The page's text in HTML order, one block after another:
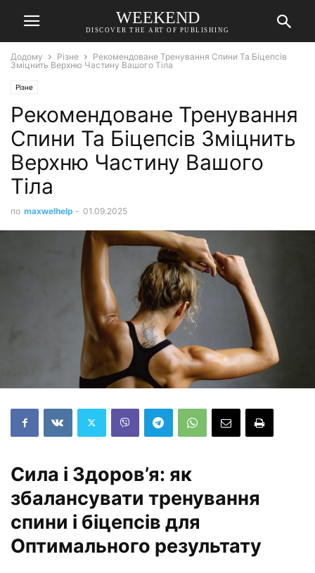
WEEKEND
DISCOVER THE ART OF PUBLISHING
Додому Різне
Рекомендоване Тренування Спини Та Біцепсів
Зміцнить Верхню Частину Вашого Тіла
Різне
Рекомендоване Тренування
Спини Та Біцепсів Зміцнить
Верхню Частину Вашого
Тіла
по maxwelhelp - 01.09.2025
Сила і Здоров’я: як
збалансувати тренування
спини і біцепсів для
Оптимального результату